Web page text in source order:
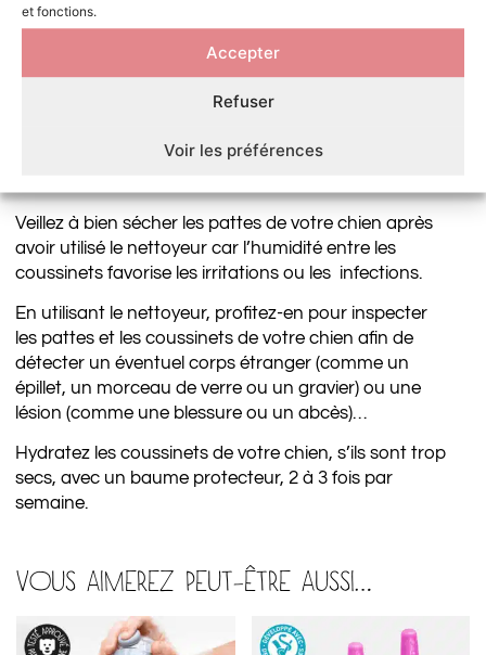
et fonctions.
Accepter
Refuser
Voir les préférences
4 • Entretenir le nettoyeur
Retirez l’insert en silicone pour le rincer à l’eau claire.
Laissez sécher à l’air libre avant de le réutiliser.
CONSEIL VÉTÉRINAIRE SUR LE
Veillez à bien sécher les pattes de votre chien après
avoir utilisé le nettoyeur car l’humidité entre les
coussinets favorise les irritations ou les infections.
En utilisant le nettoyeur, profitez-en pour inspecter
les pattes et les coussinets de votre chien afin de
détecter un éventuel corps étranger (comme un
épillet, un morceau de verre ou un gravier) ou une
lésion (comme une blessure ou un abcès)…
Hydratez les coussinets de votre chien, s’ils sont trop
secs, avec un baume protecteur, 2 à 3 fois par
semaine.
VOUS AIMEREZ PEUT-ÊTRE AUSSI…